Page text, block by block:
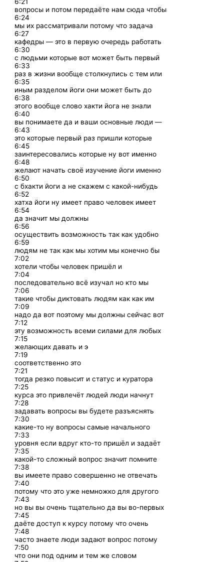
вопросы и потом передаёте нам сюда чтобы
6:24
мы их рассматривали потому что задача
6:27
кафедры — это в первую очередь работать
6:30
с людьми которые вот может быть первый
6:33
раз в жизни вообще столкнулись с тем или
6:35
иным разделом йоги они может быть до
6:38
этого вообще слово хакти йога не знали
6:40
вы понимаете да и ваши основные люди —
6:43
это которые первый раз пришли которые
6:45
заинтересовались которые ну вот именно
6:48
желают начать своё изучение йоги именно
6:50
с бхакти йоги а не скажем с какой-нибудь
6:52
хатха йоги ну имеет право человек имеет
6:54
да значит мы должны
6:56
осуществить возможность так как удобно
6:59
людям не так как мы хотим мы конечно бы
7:02
хотели чтобы человек пришёл и
7:04
последовательно всё изучал но кто мы
7:06
такие чтобы диктовать людям как как им
7:09
надо да вот поэтому мы должны сейчас вот
7:12
эту возможность всеми силами для любых
7:15
желающих давать и э
7:19
соответственно это
7:21
тогда резко повысит и статус и куратора
7:25
курса это привлечёт людей люди начнут
7:28
задавать вопросы вы будете разъяснять
7:30
какие-то ну вопросы самые начального
7:33
уровня если вдруг кто-то пришёл и задаёт
7:35
какой-то сложный вопрос значит помните
7:38
вы имеете право совершенно не отвечать
7:40
потому что это уже немножко для другого
7:43
но вы вы очень тщательно да вы во-первых
7:45
даёте доступ к курсу потому что очень
7:48
часто знаете люди задают вопрос потому
7:50
что они под одним и тем же словом